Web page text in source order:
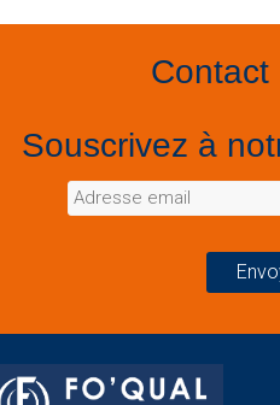
Contact
Souscrivez à